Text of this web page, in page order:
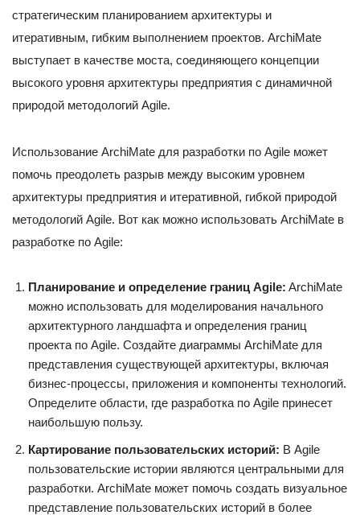
стратегическим планированием архитектуры и
итеративным, гибким выполнением проектов. ArchiMate
выступает в качестве моста, соединяющего концепции
высокого уровня архитектуры предприятия с динамичной
природой методологий Agile.
Использование ArchiMate для разработки по Agile может
помочь преодолеть разрыв между высоким уровнем
архитектуры предприятия и итеративной, гибкой природой
методологий Agile. Вот как можно использовать ArchiMate в
разработке по Agile:
Планирование и определение границ Agile: ArchiMate
можно использовать для моделирования начального
архитектурного ландшафта и определения границ
проекта по Agile. Создайте диаграммы ArchiMate для
представления существующей архитектуры, включая
бизнес-процессы, приложения и компоненты технологий.
Определите области, где разработка по Agile принесет
наибольшую пользу.
Картирование пользовательских историй: В Agile
пользовательские истории являются центральными для
разработки. ArchiMate может помочь создать визуальное
представление пользовательских историй в более